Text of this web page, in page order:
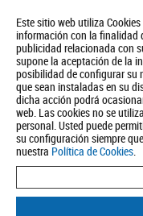
Este sitio web utiliza
información con la finalidad
publicidad relacionada con
supone la aceptación de la
posibilidad de configurar su
que sean instaladas en su
dicha acción podrá
web. Las cookies no se
personal. Usted puede
su configuración siempre
nuestra Política de Cookies.
Quiénes